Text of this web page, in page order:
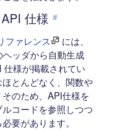
仕様 #
ファレンス
には、
ッダから自動生成
仕様が掲載されてい
とんどなく、関数や
のため、API仕様を
コードを参照しつつ
要があります。